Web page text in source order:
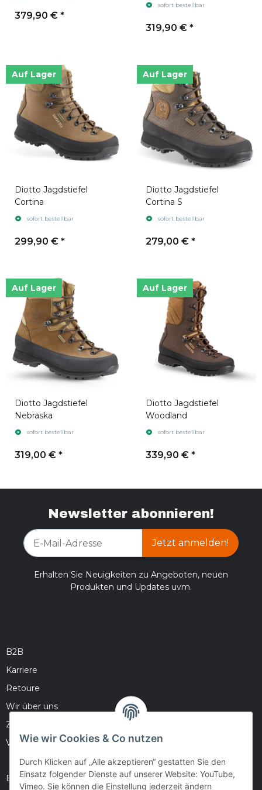
379,90 € *
sofort bestellbar
319,90 € *
Auf Lager
Diotto Jagdstiefel
Cortina
sofort bestellbar
299,90 € *
Auf Lager
Diotto Jagdstiefel
Cortina S
sofort bestellbar
279,00 € *
Auf Lager
Diotto Jagdstiefel
Nebraska
sofort bestellbar
319,00 € *
Auf Lager
Diotto Jagdstiefel
Woodland
sofort bestellbar
339,90 € *
Newsletter abonnieren!
Jetzt anmelden!
Erhalten Sie Neuigkeiten zu Angeboten, neuen
Produkten und Updates uvm.
B2B
Karriere
Retoure
Wir über uns
Zahlungsmöglichkeiten
Versandinformationen
Barrierefreiheitserklärung
Wie wir Cookies & Co nutzen
Durch Klicken auf „Alle akzeptieren“ gestatten Sie den
Einsatz folgender Dienste auf unserer Website: YouTube,
Vimeo. Sie können die Einstellung jederzeit ändern